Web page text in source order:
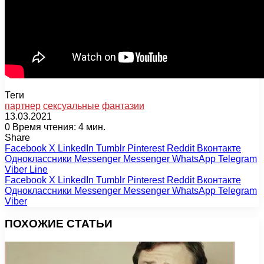
Теги
партнер сексуальные фантазии
13.03.2021
0 Время чтения: 4 мин.
Share
Facebook X LinkedIn Tumblr Pinterest Reddit Вконтакте
Одноклассники Messenger Messenger WhatsApp Telegram
Viber Line
Facebook X LinkedIn Tumblr Pinterest Reddit Вконтакте
Одноклассники Messenger Messenger WhatsApp Telegram
Viber
ПОХОЖИЕ СТАТЬИ